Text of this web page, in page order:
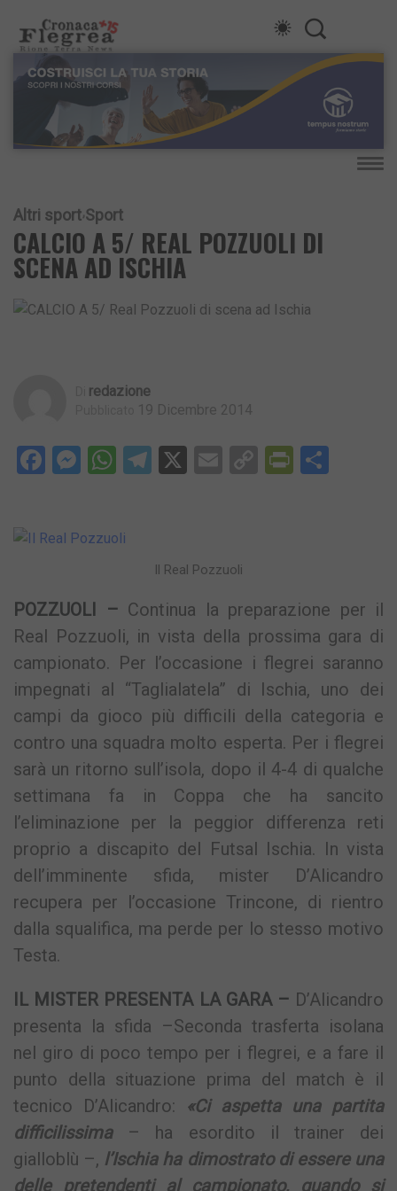
Altri sport Sport
CALCIO A 5/ REAL POZZUOLI DI
SCENA AD ISCHIA
Redazione
19 Dicembre 2014
Facebook
Messenger
WhatsApp
Telegram
X EmailCopy
Il Real Pozzuoli
POZZUOLI – Continua la preparazione per il
Real Pozzuoli, in vista della prossima gara di
campionato. Per l’occasione i flegrei saranno
impegnati al “Taglialatela” di Ischia, uno dei
campi da gioco più difficili della categoria e
contro una squadra molto esperta. Per i flegrei
sarà un ritorno sull’isola, dopo il 4-4 di qualche
settimana fa in Coppa che ha sancito
l’eliminazione per la peggior differenza reti
proprio a discapito del Futsal Ischia. In vista
dell’imminente sfida, mister D’Alicandro
recupera per l’occasione Trincone, di rientro
dalla squalifica, ma perde per lo stesso motivo
Testa.
IL MISTER PRESENTA LA GARA – D’Alicandro
presenta la sfida –Seconda trasferta isolana
nel giro di poco tempo per i flegrei, e a fare il
punto della situazione prima del match è il
tecnico D’Alicandro: «Ci aspetta una partita
difficilissima– ha esordito il trainer dei
gialloblù –, l’Ischia ha dimostrato di essere una
delle pretendenti al campionato, quando si